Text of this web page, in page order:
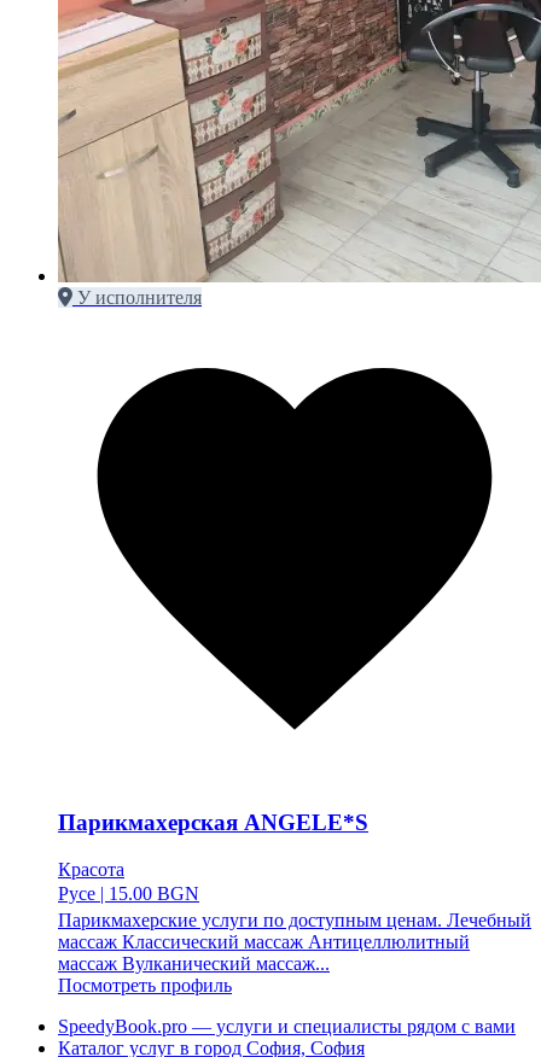
У исполнителя
Парикмахерская ANGELE*S
Красота
Русе | 15.00 BGN
Парикмахерские услуги по доступным ценам. Лечебный
массаж Классический массаж Антицеллюлитный
массаж Вулканический массаж...
Посмотреть профиль
SpeedyBook.pro — услуги и специалисты рядом с вами
Каталог услуг в город София, София